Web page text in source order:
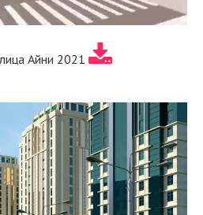
Айни 2021